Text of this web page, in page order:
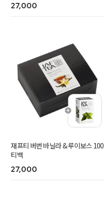
27,000
재프티 버번 바닐라 & 루이보스 100
티백
27,000